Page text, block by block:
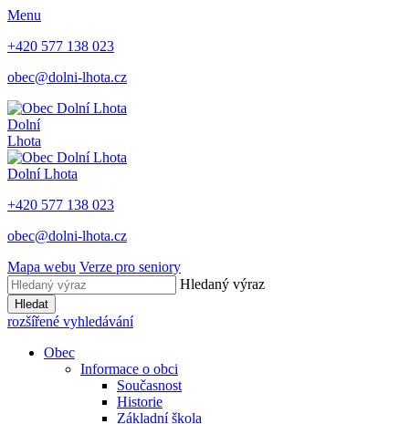
Menu
+420 577 138 023
obec@dolni-lhota.cz
Dolní
Lhota
Dolní Lhota
+420 577 138 023
obec@dolni-lhota.cz
Mapa webu Verze pro seniory
Hledaný výraz
Hledat
rozšířené vyhledávání
Obec
Informace o obci
Současnost
Historie
Základní škola